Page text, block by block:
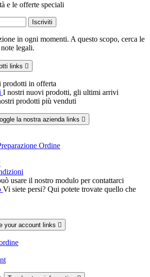
e le offerte speciali
in ogni momenti. A questo scopo, cerca le
legali.
links 
prodotti in offerta
I nostri nuovi prodotti, gli ultimi arrivi
prodotti più venduti
la nostra azienda links 
Ordine
usare il nostro modulo per contattarci
Vi siete persi? Qui potete trovate quello che
your account links 